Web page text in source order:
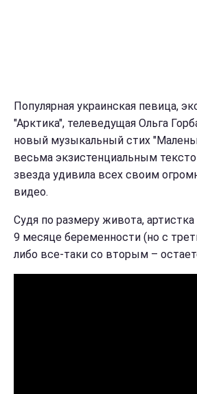
Популярная украинская певица,
"Арктика", телеведущая Ольга
новый музыкальный стих
весьма экзистенциальным
звезда удивила всех своим
видео.
Судя по размеру живота, артистка
9 месяце беременности (но с
либо все-таки со вторым –